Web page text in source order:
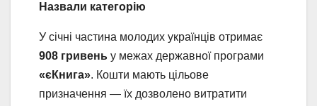
Назвали категорію
У січні частина молодих українців отримає
908 гривень у межах державної програми
«єКнига». Кошти мають цільове
призначення — їх дозволено витратити